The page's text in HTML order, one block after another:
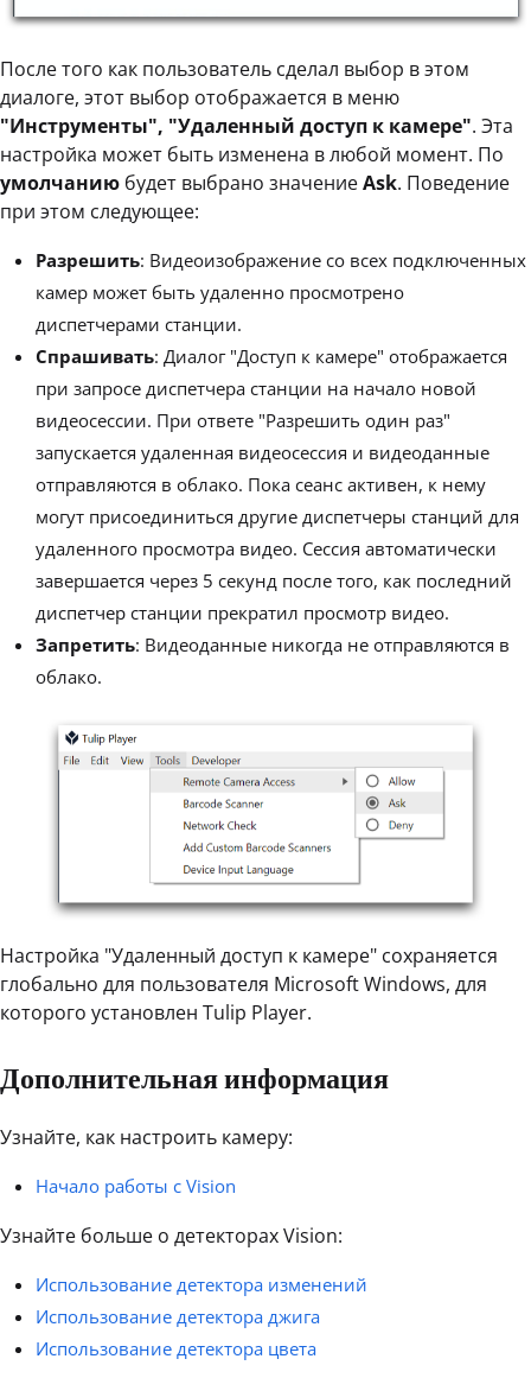
После того как пользователь сделал выбор в этом
диалоге, этот выбор отображается в меню
"Инструменты", "Удаленный доступ к камере". Эта
настройка может быть изменена в любой момент. По
умолчанию будет выбрано значениеAsk. Поведение
при этом следующее:
Разрешить: Видеоизображение со всех подключенных
камер может быть удаленно просмотрено
диспетчерами станции.
Спрашивать: Диалог "Доступ к камере" отображается
при запросе диспетчера станции на начало новой
видеосессии. При ответе "Разрешить один раз"
запускается удаленная видеосессия и видеоданные
отправляются в облако. Пока сеанс активен, к нему
могут присоединиться другие диспетчеры станций для
удаленного просмотра видео. Сессия автоматически
завершается через 5 секунд после того, как последний
диспетчер станции прекратил просмотр видео.
Запретить: Видеоданные никогда не отправляются в
облако.
Настройка "Удаленный доступ к камере" сохраняется
глобально для пользователя Microsoft Windows, для
которого установлен Tulip Player.
Дополнительная информация
Узнайте, как настроить камеру:
Начало работы с Vision
Узнайте больше о детекторах Vision:
Использование детектора изменений
Использование детектора джига
Использование детектора цвета